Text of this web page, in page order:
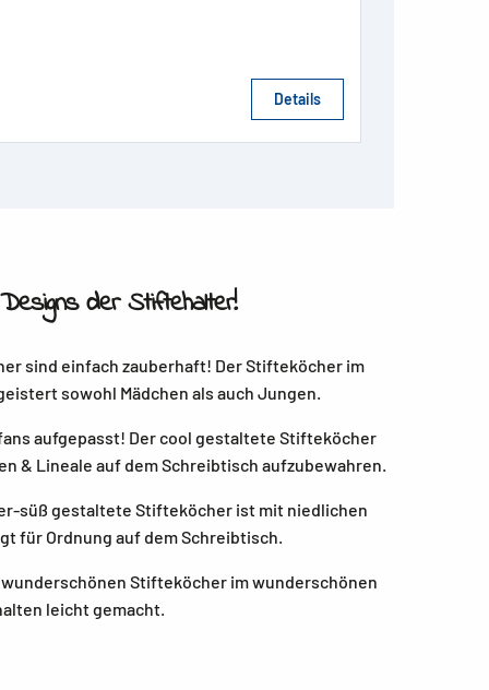
Details
der Stiftehalter!
sind einfach zauberhaft! Der Stifteköcher im
sowohl Mädchen als auch Jungen.
aufgepasst! Der cool gestaltete Stifteköcher
& Lineale auf dem Schreibtisch aufzubewahren.
süß gestaltete Stifteköcher ist mit niedlichen
für Ordnung auf dem Schreibtisch.
Stifteköcher im wunderschönen
leicht gemacht.